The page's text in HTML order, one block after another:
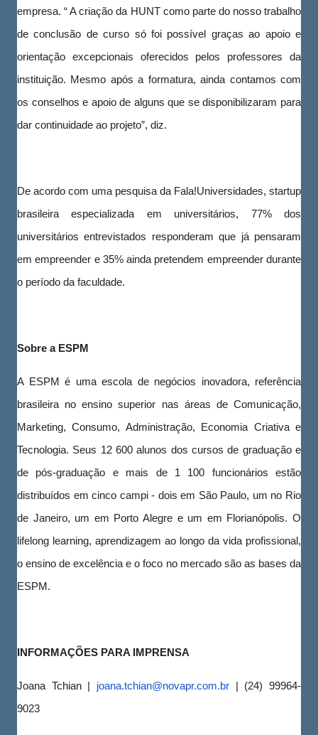
empresa. “ A criação da HUNT como parte do nosso trabalho
de conclusão de curso só foi possível graças ao apoio e
orientação excepcionais oferecidos pelos professores da
instituição. Mesmo após a formatura, ainda contamos com
os conselhos e apoio de alguns que se disponibilizaram para
dar continuidade ao projeto”, diz.
De acordo com uma pesquisa da Fala!Universidades, startup
brasileira especializada em universitários, 77% dos
universitários entrevistados responderam que já pensaram
em empreender e 35% ainda pretendem empreender durante
o período da faculdade.
Sobre a ESPM
A ESPM é uma escola de negócios inovadora, referência
brasileira no ensino superior nas áreas de Comunicação,
Marketing, Consumo, Administração, Economia Criativa e
Tecnologia. Seus 12 600 alunos dos cursos de graduação e
de pós-graduação e mais de 1 100 funcionários estão
distribuídos em cinco campi - dois em São Paulo, um no Rio
de Janeiro, um em Porto Alegre e um em Florianópolis. O
lifelong learning, aprendizagem ao longo da vida profissional,
o ensino de excelência e o foco no mercado são as bases da
ESPM.
INFORMAÇÕES PARA IMPRENSA
Joana Tchian | joana.tchian@novapr.com.br | (24) 99964-
9023